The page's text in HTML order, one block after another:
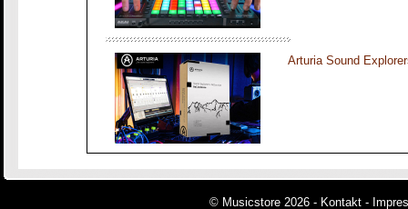
Arturia Sound
© Musicstore 2026 - Kontakt -